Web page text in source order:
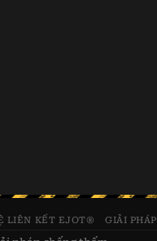
LIÊN KẾT EJOT® GIẢI PHÁP